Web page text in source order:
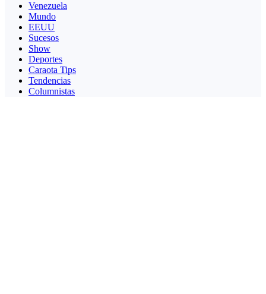
Venezuela
Mundo
EEUU
Sucesos
Show
Deportes
Caraota Tips
Tendencias
Columnistas